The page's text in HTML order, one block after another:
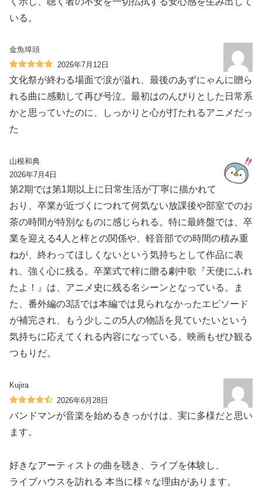
いる。
金魚埠頭
2026年7月12日
文化祭が終わる場面で涙が溢れ、最後のあずにゃんに贈ら
れる曲に感動して再び号泣。最初はのんびりとした日常系
かと思っていたのに、しっかりと心が打たれるアニメだっ
た
山根和典
2026年7月4日
第2期では第1期以上に日常生活が丁寧に描かれて
おり、卒業が近づくにつれて何気ない放課後や部室でのお
茶の時間が特別なものに感じられる。特に最終盤では、卒
業を迎える4人と梓との関係や、軽音部での時間の積み重
ねが、終わってほしくないという気持ちとして作品に表
れ、強く心に残る。卒業式で梓に贈る劇中歌『天使にふれ
たよ！』は、アニメ史に残る名シーンとなっている。ま
た、番外編の3話では本編では見られなかったエピソード
が補完され、もう少しこの5人の物語を見ていたいという
気持ちに応えてくれる内容になっている。映画もぜひ観る
つもりだ。
Kujira
2026年6月28日
バンドマンが音楽を始めるきっかけは、実に多様だと思い
ます。
好きなアーティストの曲を聴き、ライブを体験し、
ライブハウスを訪れる 本当に様々な理由があります。